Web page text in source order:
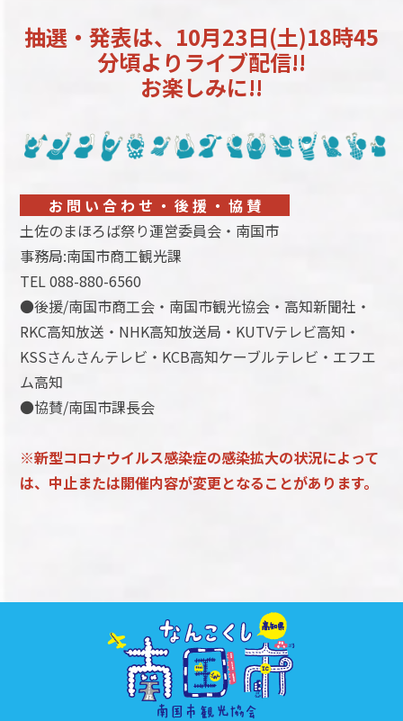
抽選・発表は、10月23日(土)18時45
分頃よりライブ配信!!
お楽しみに!!
お 問 い 合 わ せ ・ 後 援 ・ 協 賛
土佐のまほろば祭り運営委員会・南国市
事務局:南国市商工観光課
TEL 088-880-6560
●後援/南国市商工会・南国市観光協会・高知新聞社・
RKC高知放送・NHK高知放送局・KUTVテレビ高知・
KSSさんさんテレビ・KCB高知ケーブルテレビ・エフエ
ム高知
●協賛/南国市課長会
※新型コロナウイルス感染症の感染拡大の状況によって
は、中止または開催内容が変更となることがあります。